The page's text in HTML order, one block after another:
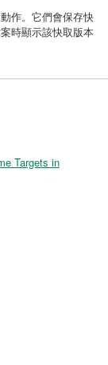
作。它們會保存快
時顯示該快取版本
Targets in